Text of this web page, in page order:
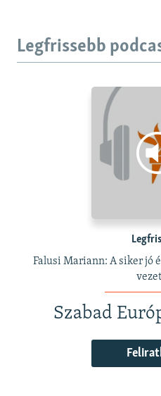
Legfrissebb
Falusi Mariann: A siker jó
Szabad